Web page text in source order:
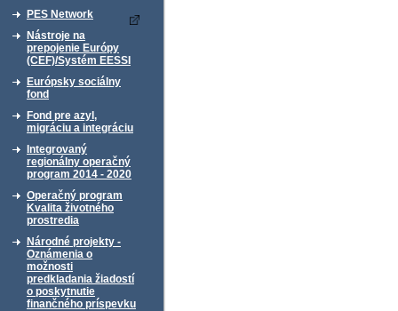
PES Network
Nástroje na
prepojenie Európy
(CEF)/Systém EESSI
Európsky sociálny
fond
Fond pre azyl,
migráciu a integráciu
Integrovaný
regionálny operačný
program 2014 - 2020
Operačný program
Kvalita životného
prostredia
Národné projekty -
Oznámenia o
možnosti
predkladania žiadostí
o poskytnutie
finančného príspevku